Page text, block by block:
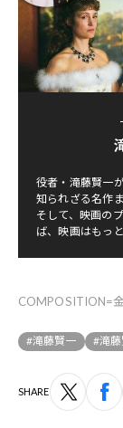
役者・滝藤賢一
知られざる名作
そして、映画の
ば、映画はもっ
COMPOSITION=
#滝藤賢一 #滝
SHARE